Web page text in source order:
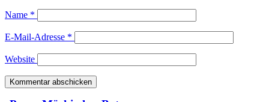
Name *
E-Mail-Adresse *
Website